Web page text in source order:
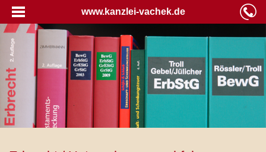
www.kanzlei-vachek.de